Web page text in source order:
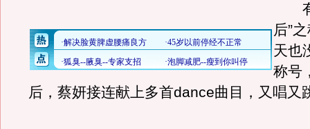
有
后”
天也
称号
后，蔡妍接连献上多首dance曲目，又唱又